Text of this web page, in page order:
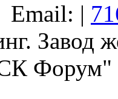
Email: |
Завод
Форум"